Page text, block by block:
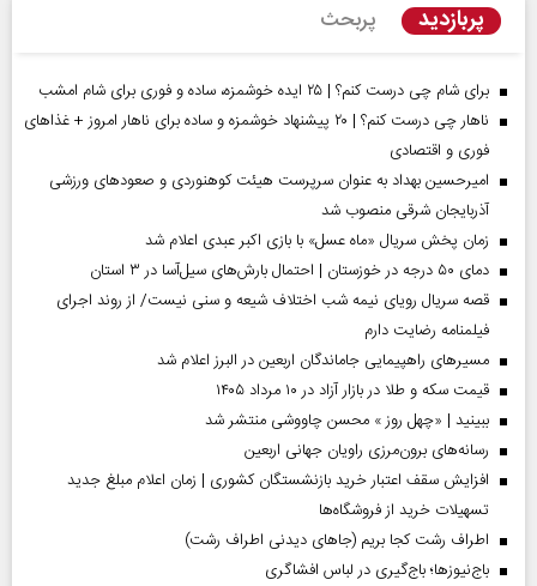
پربازدید پربحث
برای شام چی درست کنم؟ | ۲۵ ایده خوشمزه، ساده و فوری برای شام امشب
ناهار چی درست کنم؟ | ۲۰ پیشنهاد خوشمزه و ساده برای ناهار امروز + غذاهای
فوری و اقتصادی
امیرحسین بهداد به عنوان سرپرست هیئت کوهنوردی و صعودهای ورزشی
آذربایجان شرقی منصوب شد
زمان پخش سریال «ماه عسل» با بازی اکبر عبدی اعلام شد
دمای ۵۰ درجه در خوزستان | احتمال بارش‌های سیل‌آسا در ۳ استان
قصه سریال رویای نیمه شب اختلاف شیعه و سنی نیست/ از روند اجرای
فیلمنامه رضایت دارم
مسیر‌های راهپیمایی جاماندگان اربعین در البرز اعلام شد
قیمت سکه و طلا در بازار آزاد در ۱۰ مرداد ۱۴۰۵
ببینید | «چهل روز » محسن چاووشی منتشر شد
رسانه‌های برون‌مرزی راویان جهانی اربعین
افزایش سقف اعتبار خرید بازنشستگان کشوری | زمان اعلام مبلغ جدید
تسهیلات خرید از فروشگاه‌ها
اطراف رشت کجا بریم (جاهای دیدنی اطراف رشت)
باج‌نیوزها؛ باج‌گیری در لباس افشاگری